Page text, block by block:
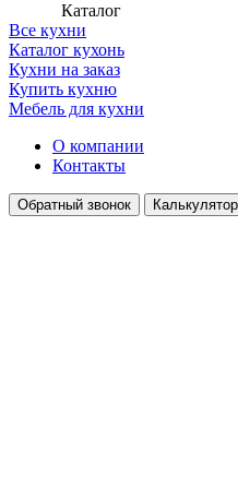
Каталог
Все кухни
Каталог кухонь
Кухни на заказ
Купить кухню
Мебель для кухни
О компании
Контакты
Обратный звонок Калькулятор